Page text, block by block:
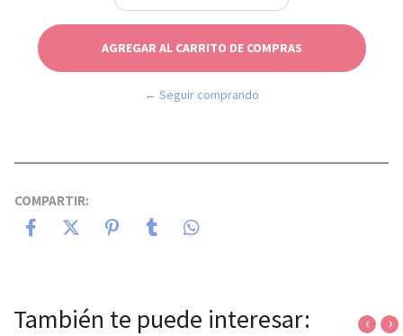
← Seguir comprando
COMPARTIR:
También te puede interesar: ‹ ›